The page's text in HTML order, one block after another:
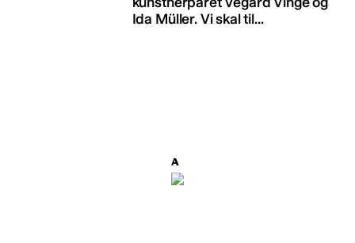
Ida Müller. Vi skal til...